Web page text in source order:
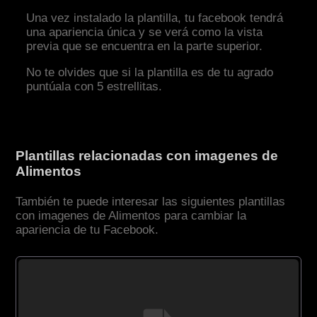
Una vez instalado la plantilla, tu facebook tendrá
una apariencia única y se verá como la vista
previa que se encuentra en la parte superior.
No te olvides que si la plantilla es de tu agrado
puntúala con 5 estrellitas.
Plantillas relacionadas con imagenes de
Alimentos
También te puede interesar las siguientes plantillas
con imagenes de Alimentos para cambiar la
apariencia de tu Facebook.